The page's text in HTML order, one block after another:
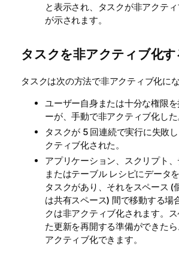
と表示され、タスクが非アクテ
が示されます。
タスクを非アクティブ化す
タスクは次の方法で非アクティブ化にな
ユーザー自身または十分な権限
ーが、手動で非アクティブ化した
タスクが 5 回連続で実行に失敗
クティブ化された。
アプリケーション、スクリプト、
またはテーブル レシピにデータ
タスクがあり、それをスペース (
は共有スペース) 間で移動する場
クは非アクティブ化されます。
た更新を再開する準備ができた
アクティブ化できます。